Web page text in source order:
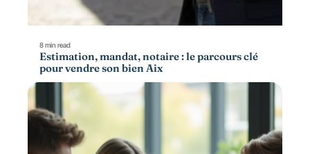
8 min read
Estimation, mandat, notaire : le parcours clé
pour vendre son bien Aix